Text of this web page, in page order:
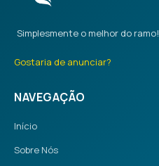
Simplesmente o melhor do ramo!
Gostaria de anunciar?
NAVEGAÇÃO
Início
Sobre Nós